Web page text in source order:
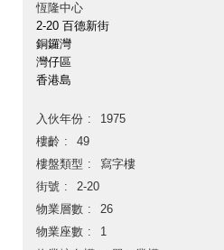
恆隆中心
2-20 百德新街
銅鑼灣
灣仔區
香港島
入伙年份
1975
樓齡
49
樓盤類型
寫字樓
街號
2-20
物業層數
26
物業座數
1